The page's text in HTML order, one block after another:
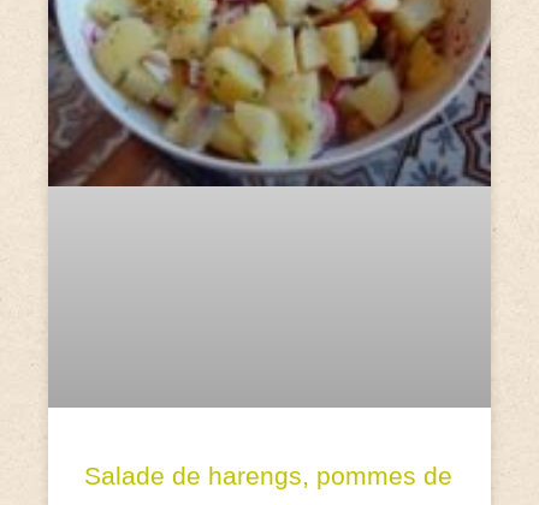
Salade de harengs, pommes de